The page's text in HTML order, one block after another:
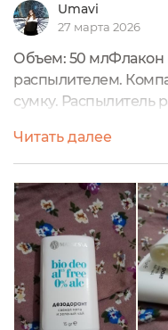
Umavi
27 марта 2026
Объем: 50 млФлакон
распылителем.
сумку. Распылитель
подмышки с двух
впитывается за
остается.Аромат
как можно подумать:
свежим огурчиком,
высыхает,...
Читать далее